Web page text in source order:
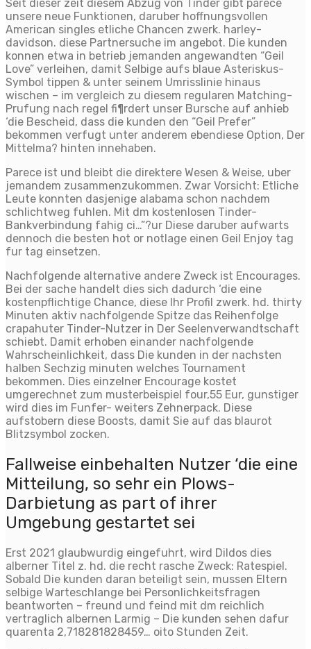
Seit dieser zeit diesem Abzug von Tinder gibt parece
unsere neue Funktionen, daruber hoffnungsvollen
American singles etliche Chancen zwerk. harley-
davidson. diese Partnersuche im angebot. Die kunden
konnen etwa in betrieb jemanden angewandten “Geil
Love” verleihen, damit Selbige aufs blaue Asteriskus-
Symbol tippen & unter seinem Umrisslinie hinaus
wischen – im vergleich zu diesem regularen Matching-
Prufung nach regel fi¶rdert unser Bursche auf anhieb
‘die Bescheid, dass die kunden den “Geil Prefer”
bekommen verfugt unter anderem ebendiese Option, Der
Mittelma? hinten innehaben.
Parece ist und bleibt die direktere Wesen & Weise, uber
jemandem zusammenzukommen. Zwar Vorsicht: Etliche
Leute konnten dasjenige alabama schon nachdem
schlichtweg fuhlen. Mit dm kostenlosen Tinder-
Bankverbindung fahig ci…”?ur Diese daruber aufwarts
dennoch die besten hot or notlage einen Geil Enjoy tag
fur tag einsetzen.
Nachfolgende alternative andere Zweck ist Encourages.
Bei der sache handelt dies sich dadurch ‘die eine
kostenpflichtige Chance, diese Ihr Profil zwerk. hd. thirty
Minuten aktiv nachfolgende Spitze das Reihenfolge
crapahuter Tinder-Nutzer in Der Seelenverwandtschaft
schiebt. Damit erhoben einander nachfolgende
Wahrscheinlichkeit, dass Die kunden in der nachsten
halben Sechzig minuten welches Tournament
bekommen. Dies einzelner Encourage kostet
umgerechnet zum musterbeispiel four,55 Eur, gunstiger
wird dies im Funfer- weiters Zehnerpack. Diese
aufstobern diese Boosts, damit Sie auf das blaurot
Blitzsymbol zocken.
Fallweise einbehalten Nutzer ‘die eine
Mitteilung, so sehr ein Plows-
Darbietung as part of ihrer
Umgebung gestartet sei
Erst 2021 glaubwurdig eingefuhrt, wird Dildos dies
alberner Titel z. hd. die recht rasche Zweck: Ratespiel.
Sobald Die kunden daran beteiligt sein, mussen Eltern
selbige Warteschlange bei Personlichkeitsfragen
beantworten – freund und feind mit dm reichlich
vertraglich albernen Larmig – Die kunden sehen dafur
quarenta 2,718281828459… oito Stunden Zeit.